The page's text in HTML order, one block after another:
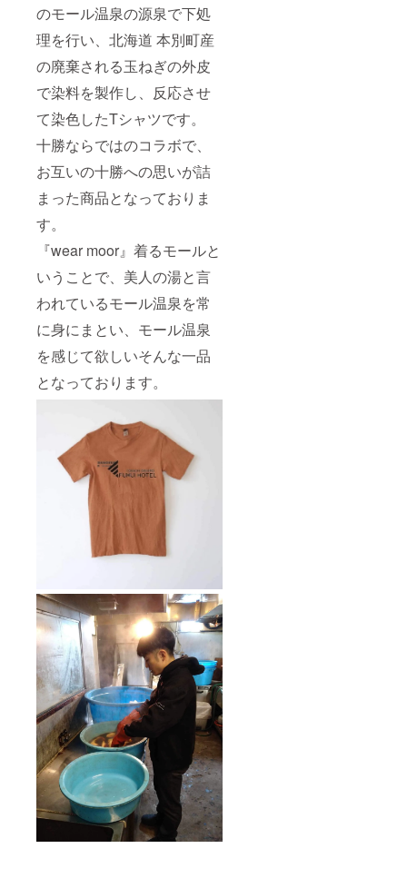
のモール温泉の源泉で下処
理を行い、北海道 本別町産
の廃棄される玉ねぎの外皮
で染料を製作し、反応させ
て染色したTシャツです。
十勝ならではのコラボで、
お互いの十勝への思いが詰
まった商品となっておりま
す。
『wear moor』着るモールと
いうことで、美人の湯と言
われているモール温泉を常
に身にまとい、モール温泉
を感じて欲しいそんな一品
となっております。